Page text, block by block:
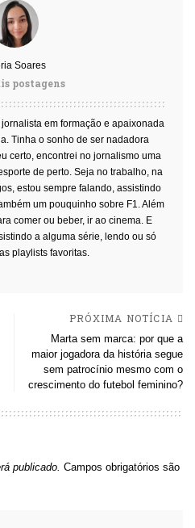
Soares
postagens
em formação e apaixonada
Tinha o sonho de ser nadadora
certo, encontrei no jornalismo uma
de perto. Seja no trabalho, na
estou sempre falando, assistindo
um pouquinho sobre F1. Além
comer ou beber, ir ao cinema. E
a alguma série, lendo ou só
playlists favoritas.
PRÓXIMA NOTÍCIA
Marta sem marca: por que a
maior jogadora da história segue
sem patrocínio mesmo com o
crescimento do futebol feminino?
publicado. Campos obrigatórios são